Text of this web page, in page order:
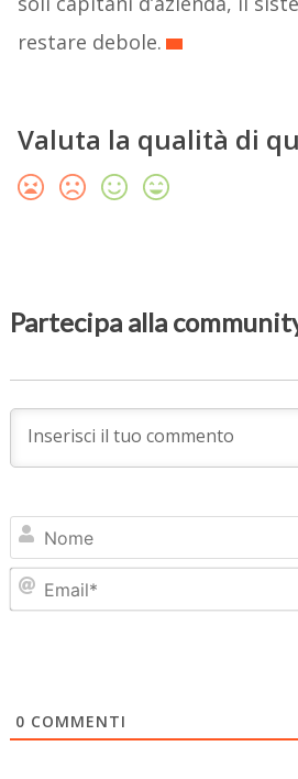
restare debole.
Valuta la qualità di
Partecipa alla
0 COMMENTI